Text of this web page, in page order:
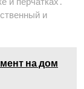
и
на дом